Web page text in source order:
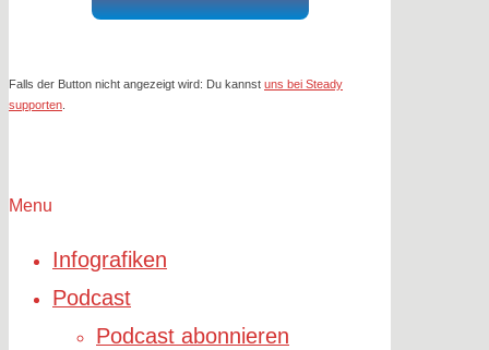
Falls der Button nicht angezeigt wird: Du kannst uns bei Steady
supporten
Menu
Infografiken
Podcast
Podcast abonnieren